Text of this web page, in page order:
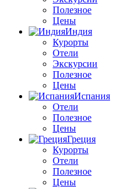
Полезное
Цены
Индия
Курорты
Отели
Экскурсии
Полезное
Цены
Испания
Отели
Полезное
Цены
Греция
Курорты
Отели
Полезное
Цены